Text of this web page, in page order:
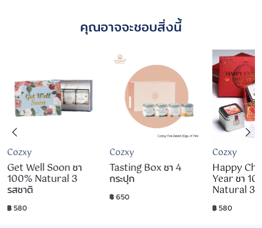
คุณอาจจะชอบสิ่งนี้
Cozxy
Get Well Soon ชา
100% Natural 3
รสชาติ
฿ 580
Cozxy
Tasting Box ชา 4
กระปุก
฿ 650
Cozxy
Happy
Year ชา
Natural 3
฿ 580